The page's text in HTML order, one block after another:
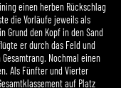
einen herben Rückschlag
die Vorläufe jeweils als
Grund den Kopf in den Sand
er durch das Feld und
Nochmal einen
Als Fünfter und Vierter
auf Platz